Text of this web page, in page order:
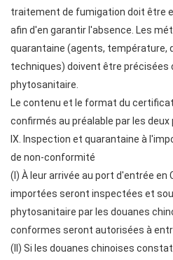
traitement de fumigation doit être
afin d'en garantir l'absence. Les
quarantaine (agents, température,
techniques) doivent être précisées
phytosanitaire.
Le contenu et le format du
confirmés au préalable par les deux
IX. Inspection et quarantaine à
de non-conformité
(I) À leur arrivée au port d'entrée en
importées seront inspectées et
phytosanitaire par les douanes
conformes seront autorisées à
(II) Si les douanes chinoises